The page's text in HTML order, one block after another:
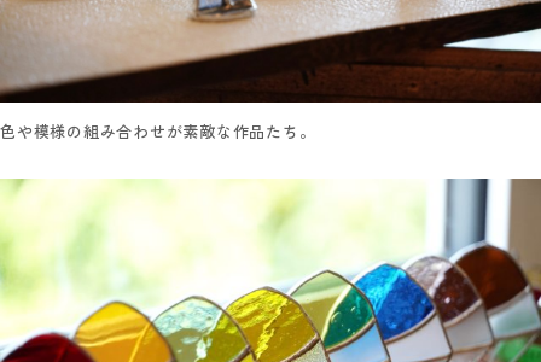
色や模様の組み合わせが素敵な作品たち。